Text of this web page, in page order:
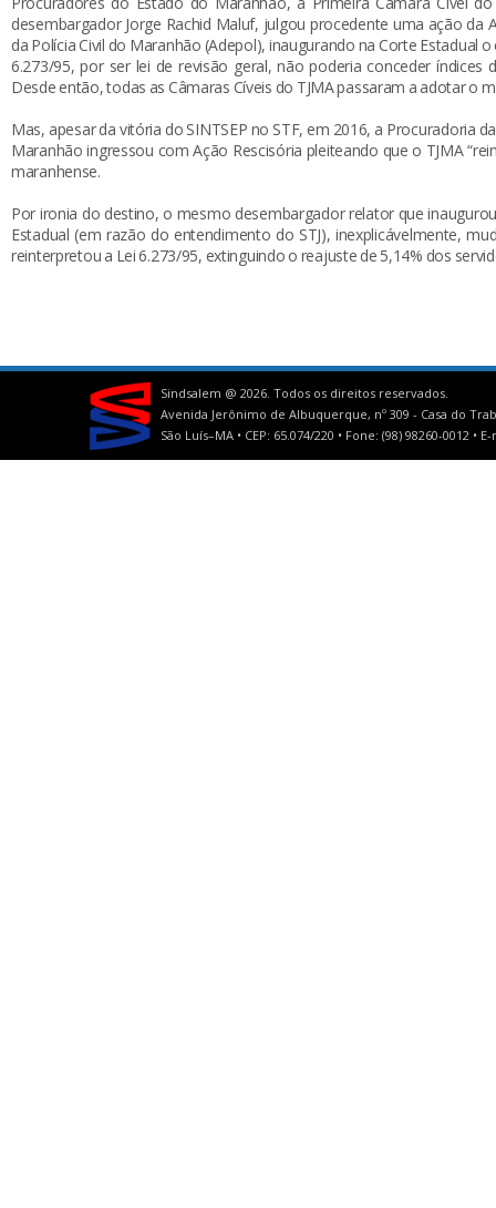
desembargador Jorge Rachid Maluf, julgou procedente uma ação da
da Polícia Civil do Maranhão (Adepol), inaugurando na Corte Estadual
6.273/95, por ser lei de revisão geral, não poderia conceder índices
Desde então, todas as Câmaras Cíveis do TJMA passaram a adotar o
Mas, apesar da vitória do SINTSEP no STF, em 2016, a Procuradoria
Maranhão ingressou com Ação Rescisória pleiteando que o TJMA
maranhense.
Por ironia do destino, o mesmo desembargador relator que
Estadual (em razão do entendimento do STJ), inexplicávelmente,
reinterpretou a Lei 6.273/95, extinguindo o reajuste de 5,14% dos
Sindsalem @ 2026. Todos os direitos reservados.
Avenida Jerônimo de Albuquerque, nº 309 - Casa do
São Luís–MA • CEP: 65.074/220 • Fone: (98) 98260-0012